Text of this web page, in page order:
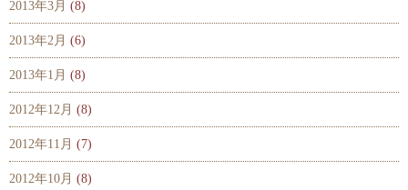
2013年3月 (8)
2013年2月 (6)
2013年1月 (8)
2012年12月 (8)
2012年11月 (7)
2012年10月 (8)